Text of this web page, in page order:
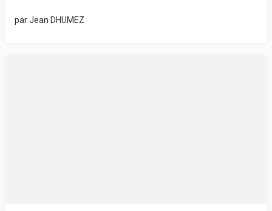
parJean DHUMEZ